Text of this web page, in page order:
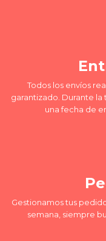
Todos los envíos
garantizado. Durante
una fecha de
Gestionamos tus
semana, siempre